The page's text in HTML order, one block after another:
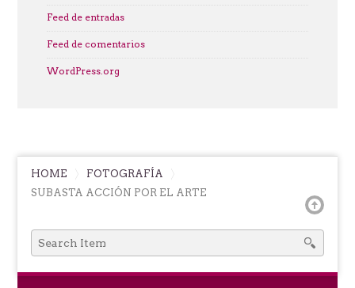
Feed de entradas
Feed de comentarios
WordPress.org
HOME
FOTOGRAFÍA
SUBASTA ACCIÓN POR EL ARTE
SEARCH
FOR: